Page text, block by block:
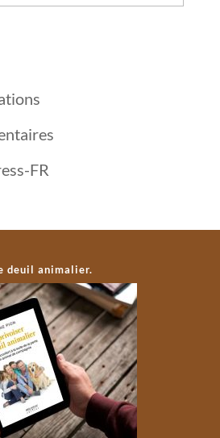
FR
deuil animalier.